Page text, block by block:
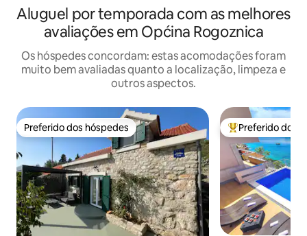
Aluguel por temporada com as melhores
avaliações em Općina Rogoznica
Os hóspedes concordam: estas acomodações foram
muito bem avaliadas quanto a localização, limpeza e
outros aspectos.
Preferido dos hóspedes
Preferido dos hóspedes Entre os
Preferido dos